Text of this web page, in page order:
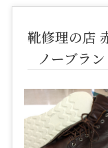
靴修理の店
ノーブラ